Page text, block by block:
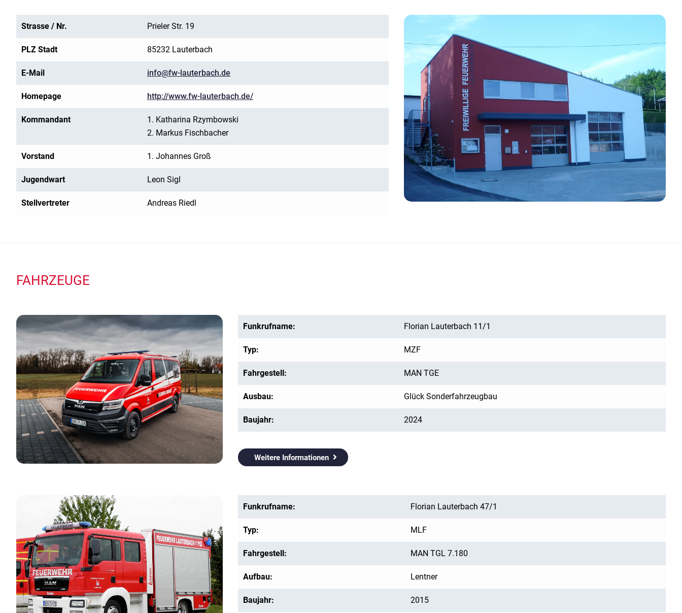
Strasse / Nr. Prieler Str. 19
PLZ Stadt 85232 Lauterbach
E-Mail info@fw-lauterbach.de
Homepage http://www.fw-lauterbach.de/
Kommandant
1. Katharina Rzymbowski
2. Markus Fischbacher
Vorstand 1. Johannes Groß
Jugendwart Leon Sigl
Stellvertreter Andreas Riedl
FAHRZEUGE
Funkrufname: Florian Lauterbach 11/1
Typ: MZF
Fahrgestell: MAN TGE
Ausbau: Glück Sonderfahrzeugbau
Baujahr: 2024
Weitere Informationen
Funkrufname: Florian Lauterbach 47/1
Typ: MLF
Fahrgestell: MAN TGL 7.180
Aufbau: Lentner
Baujahr: 2015